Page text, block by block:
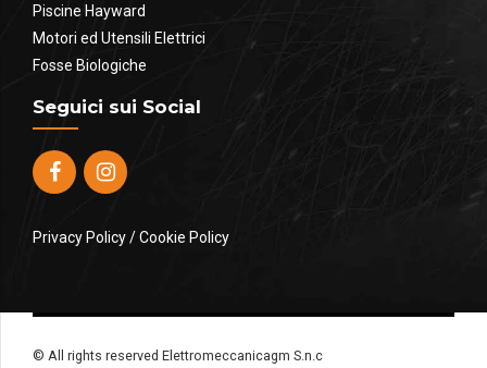
Piscine Hayward
Motori ed Utensili Elettrici
Fosse Biologiche
Seguici sui Social
Privacy Policy/Cookie Policy
© All rights reserved Elettromeccanicagm S.n.c